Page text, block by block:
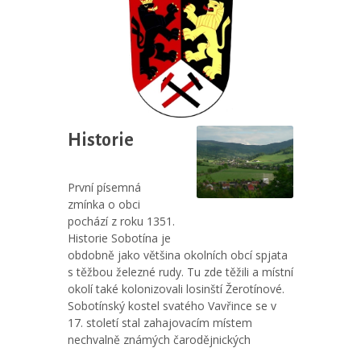
Historie
První písemná
zmínka o obci
pochází z roku 1351.
Historie Sobotína je
obdobně jako většina okolních obcí spjata
s těžbou železné rudy. Tu zde těžili a místní
okolí také kolonizovali losinští Žerotínové.
Sobotínský kostel svatého Vavřince se v
17. století stal zahajovacím místem
nechvalně známých čarodějnických